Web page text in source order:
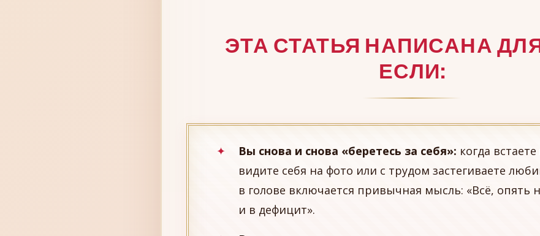
ЭТА СТАТЬЯ НАПИСАНА
ЕСЛИ:
Вы снова и снова «беретесь за себя»: когда
видите себя на фото или с трудом застегиваете
в голове включается привычная мысль: «Всё, опять
и в дефицит».